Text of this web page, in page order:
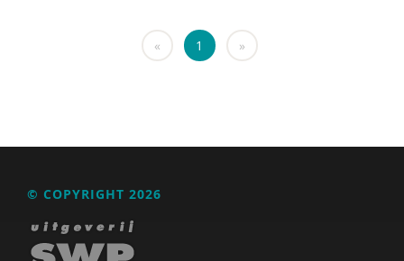
Nederlandse Sportalliantie m.m.v. Stichting
Pharos
Raad voor Volksgezondheid & Samenleving
Ramirelsyla Eloise
« 1 »
© COPYRIGHT 2026